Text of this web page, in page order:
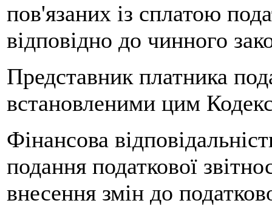
пов'язаних із сплатою
відповідно до чинного
Представник платника
встановленими цим
Фінансова
подання податкової
внесення змін до